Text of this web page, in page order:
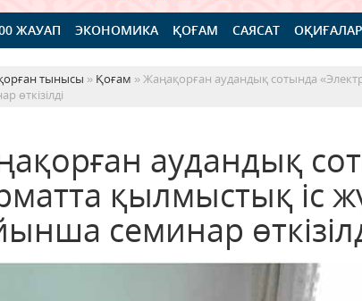
ЖАУАП ЭКОНОМИКА ҚОҒАМ САЯСАТ ОҚИҒАЛАР
тынысы » Қоғам » Жаңақорған аудандық сотында
өткізілді
аудандық
қылмыстық іс
семинар